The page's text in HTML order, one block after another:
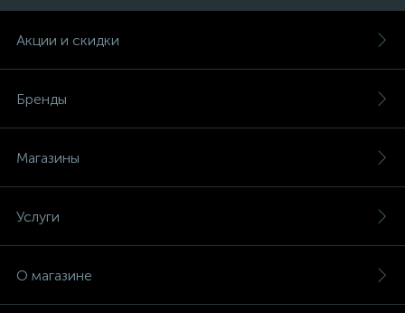
Акции и скидки
Бренды
Магазины
Услуги
О магазине